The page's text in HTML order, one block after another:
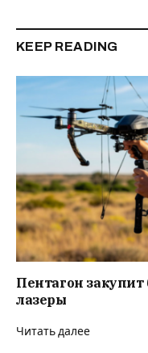
KEEP READING
Пентагон
лазеры
Читать далее